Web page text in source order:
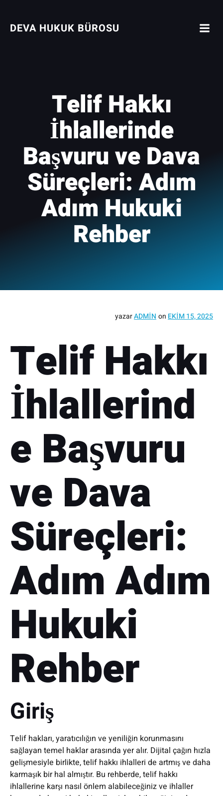
DEVA HUKUK BÜROSU
Telif Hakkı
İhlallerinde
Başvuru ve Dava
Süreçleri: Adım
Adım Hukuki
Rehber
yazarADMIN on EKIM 15, 2025
Telif Hakkı
İhlallerind
e Başvuru
ve Dava
Süreçleri:
Adım Adım
Hukuki
Rehber
Giriş
Telif hakları, yaratıcılığın ve yeniliğin korunmasını
sağlayan temel haklar arasında yer alır. Dijital çağın hızla
gelişmesiyle birlikte, telif hakkı ihlalleri de artmış ve daha
karmaşık bir hal almıştır. Bu rehberde, telif hakkı
ihlallerine karşı nasıl önlem alabileceğiniz ve ihlaller